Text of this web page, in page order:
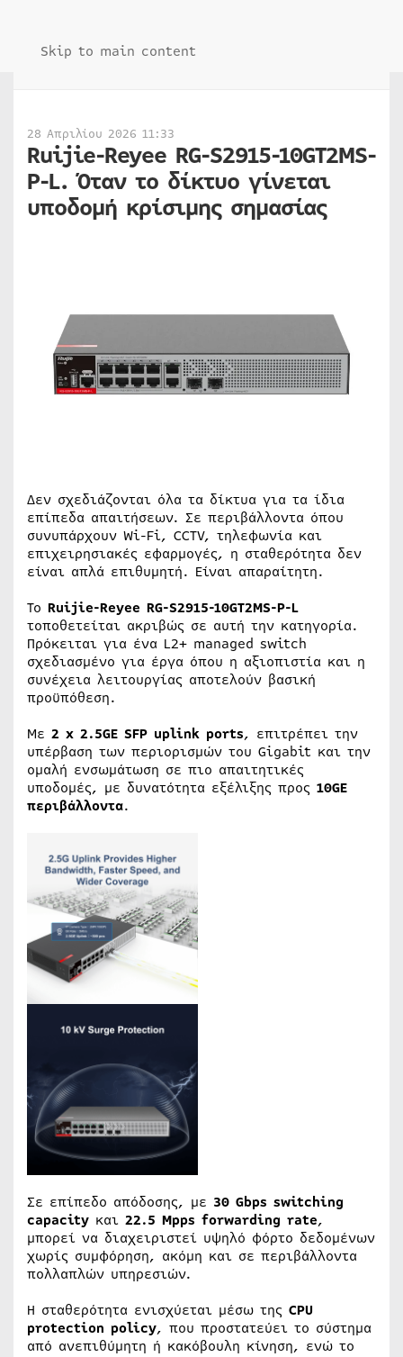
Skip to main content
28 Απριλίου 2026 11:33
Ruijie-Reyee RG-S2915-10GT2MS-
P-L. Όταν το δίκτυο γίνεται
υποδομή κρίσιμης σημασίας
Δεν σχεδιάζονται όλα τα δίκτυα για τα ίδια
επίπεδα απαιτήσεων. Σε περιβάλλοντα όπου
συνυπάρχουν Wi-Fi, CCTV, τηλεφωνία και
επιχειρησιακές εφαρμογές, η σταθερότητα δεν
είναι απλά επιθυμητή. Είναι απαραίτητη.
Το Ruijie-Reyee RG-S2915-10GT2MS-P-L
τοποθετείται ακριβώς σε αυτή την κατηγορία.
Πρόκειται για ένα L2+ managed switch
σχεδιασμένο για έργα όπου η αξιοπιστία και η
συνέχεια λειτουργίας αποτελούν βασική
προϋπόθεση.
Με 2 x 2.5GE SFP uplink ports, επιτρέπει την
υπέρβαση των περιορισμών του Gigabit και την
ομαλή ενσωμάτωση σε πιο απαιτητικές
υποδομές, με δυνατότητα εξέλιξης προς 10GE
περιβάλλοντα.
Σε επίπεδο απόδοσης, με 30 Gbps switching
capacity και 22.5 Mpps forwarding rate,
μπορεί να διαχειριστεί υψηλό φόρτο δεδομένων
χωρίς συμφόρηση, ακόμη και σε περιβάλλοντα
πολλαπλών υπηρεσιών.
Η σταθερότητα ενισχύεται μέσω της CPU
protection policy, που προστατεύει το σύστημα
από ανεπιθύμητη ή κακόβουλη κίνηση, ενώ το